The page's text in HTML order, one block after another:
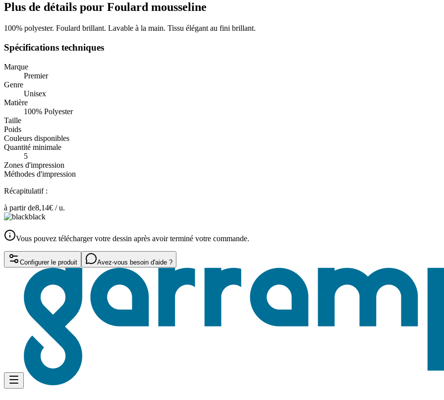
Plus de détails pour Foulard mousseline
100% polyester. Foulard brillant. Lavable à la main. Tissu élégant au fini brillant.
Spécifications techniques
Marque
Premier
Genre
Unisex
Matière
100% Polyester
Taille
Poids
Couleurs disponibles
Quantité minimale
5
Zones d'impression
Méthodes d'impression
Récapitulatif :
à partir de8,14€ /u.
black
Vous pouvez télécharger votre dessin après avoir terminé votre commande.
Configurer le produit Avez-vous besoin d'aide ?